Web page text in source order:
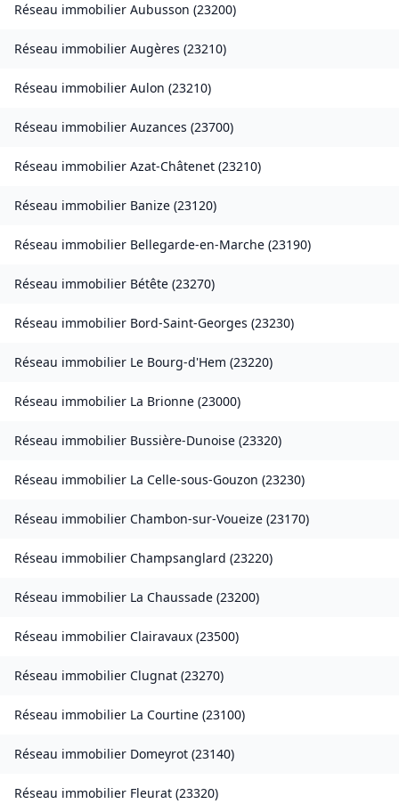
Réseau immobilier Aubusson (23200)
Réseau immobilier Augères (23210)
Réseau immobilier Aulon (23210)
Réseau immobilier Auzances (23700)
Réseau immobilier Azat-Châtenet (23210)
Réseau immobilier Banize (23120)
Réseau immobilier Bellegarde-en-Marche (23190)
Réseau immobilier Bétête (23270)
Réseau immobilier Bord-Saint-Georges (23230)
Réseau immobilier Le Bourg-d'Hem (23220)
Réseau immobilier La Brionne (23000)
Réseau immobilier Bussière-Dunoise (23320)
Réseau immobilier La Celle-sous-Gouzon (23230)
Réseau immobilier Chambon-sur-Voueize (23170)
Réseau immobilier Champsanglard (23220)
Réseau immobilier La Chaussade (23200)
Réseau immobilier Clairavaux (23500)
Réseau immobilier Clugnat (23270)
Réseau immobilier La Courtine (23100)
Réseau immobilier Domeyrot (23140)
Réseau immobilier Fleurat (23320)